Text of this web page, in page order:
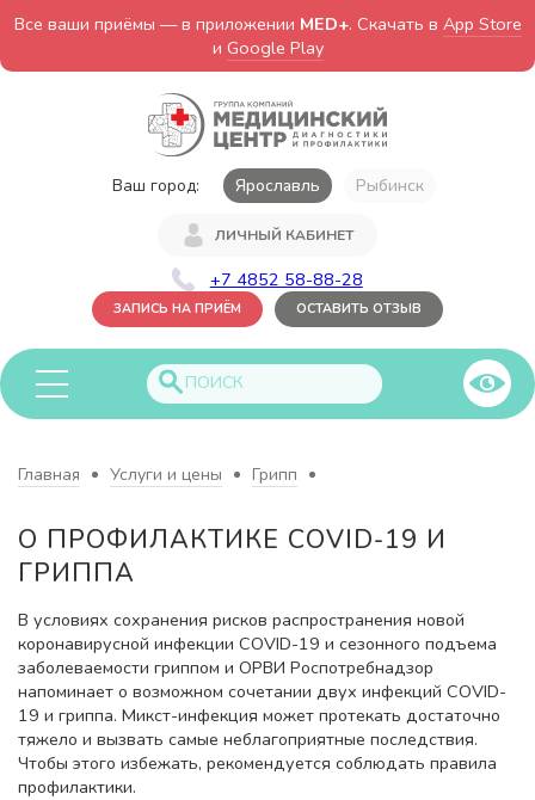
Все ваши приёмы — в приложении MED+. Скачать в App Store
и Google Play
Ваш город: Ярославль Рыбинск
ЛИЧНЫЙ КАБИНЕТ
+7 4852 58-88-28
ЗАПИСЬ НА ПРИЁМ ОСТАВИТЬ ОТЗЫВ
Главная Услуги и цены Грипп
О ПРОФИЛАКТИКЕ COVID-19 И
ГРИППА
В условиях сохранения рисков распространения новой
коронавирусной инфекции COVID-19 и сезонного подъема
заболеваемости гриппом и ОРВИ Роспотребнадзор
напоминает о возможном сочетании двух инфекций COVID-
19 и гриппа. Микст-инфекция может протекать достаточно
тяжело и вызвать самые неблагоприятные последствия.
Чтобы этого избежать, рекомендуется соблюдать правила
профилактики.